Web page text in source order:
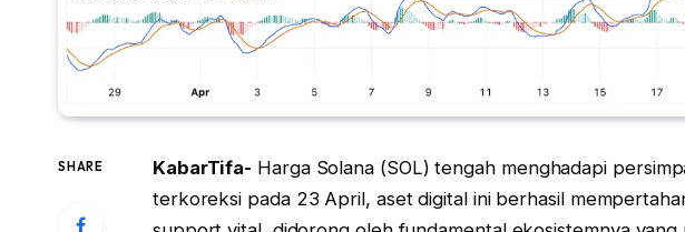
SHARE KabarTifa- Harga Solana (SOL) tengah menghadapi
terkoreksi pada 23 April, aset digital ini berhasil